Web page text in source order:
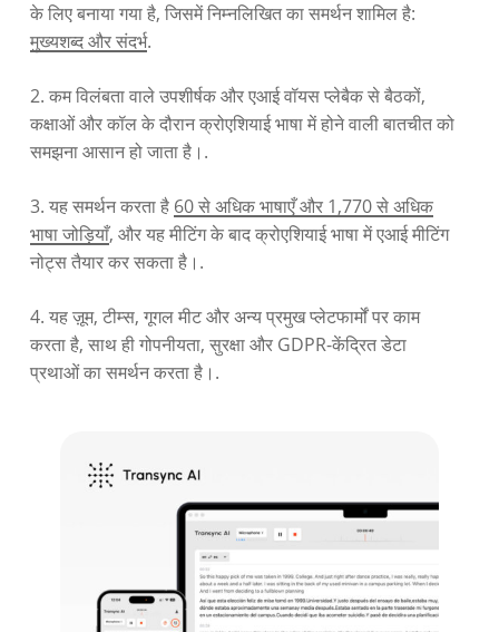
के लिए बनाया गया है, जिसमें निम्नलिखित का समर्थन शामिल है:
मुख्यशब्द और संदर्भ.
2. कम विलंबता वाले उपशीर्षक और एआई वॉयस प्लेबैक से बैठकों,
कक्षाओं और कॉल के दौरान क्रोएशियाई भाषा में होने वाली बातचीत को
समझना आसान हो जाता है।.
3. यह समर्थन करता है 60 से अधिक भाषाएँ और 1,770 से अधिक
भाषा जोड़ियाँ, और यह मीटिंग के बाद क्रोएशियाई भाषा में एआई मीटिंग
नोट्स तैयार कर सकता है।.
4. यह ज़ूम, टीम्स, गूगल मीट और अन्य प्रमुख प्लेटफार्मों पर काम
करता है, साथ ही गोपनीयता, सुरक्षा और GDPR-केंद्रित डेटा
प्रथाओं का समर्थन करता है।.